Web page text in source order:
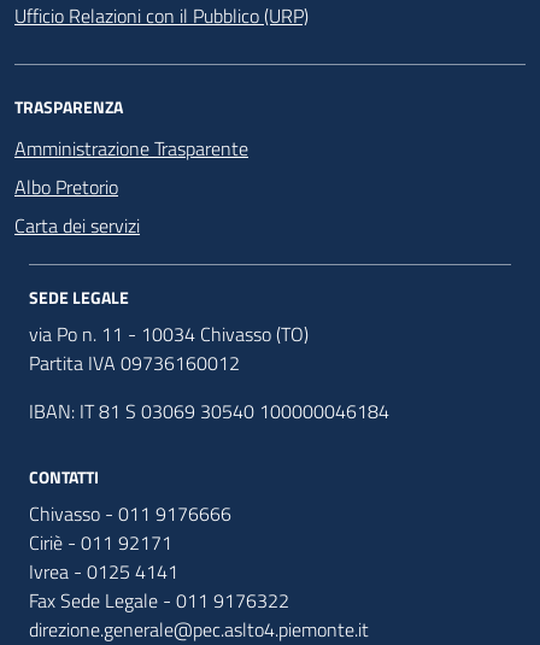
Ufficio Relazioni con il Pubblico (URP)
TRASPARENZA
Amministrazione Trasparente
Albo Pretorio
Carta dei servizi
SEDE LEGALE
via Po n. 11 - 10034 Chivasso (TO)
Partita IVA 09736160012
IBAN: IT 81 S 03069 30540 100000046184
CONTATTI
Chivasso - 011 9176666
Ciriè - 011 92171
Ivrea - 0125 4141
Fax Sede Legale - 011 9176322
direzione.generale@pec.aslto4.piemonte.it